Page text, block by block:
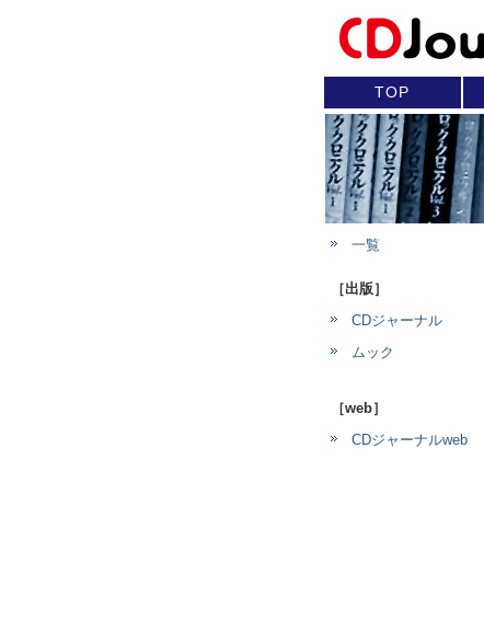
TOP
一覧
［出版］
CDジャーナル
ムック
［web］
CDジャーナルweb